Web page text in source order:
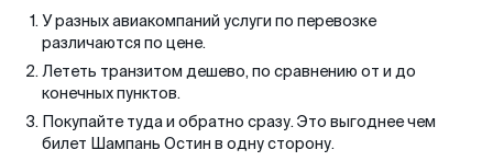
У разных авиакомпаний услуги по перевозке
различаются по цене.
Лететь транзитом дешево, по сравнению от и до
конечных пунктов.
Покупайте туда и обратно сразу. Это выгоднее чем
билет Шампань Остин в одну сторону.